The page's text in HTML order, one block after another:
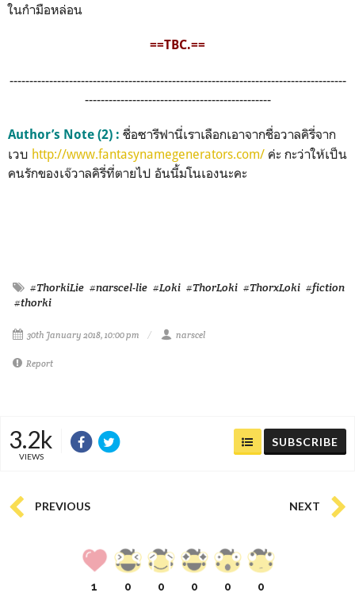
ในกำมือหล่อน
==TBC.==
-------------------------------------------------------------------------------------
-----------------------------------------------
Author’s Note (2) : ชื่อซารีฟานี่เราเลือกเอาจากชื่อวาลคิรี่จาก
เวบ http://www.fantasynamegenerators.com/ ค่ะ กะว่าให้เป็น
คนรักของเจ๊วาลคิรี่ที่ตายไป อันนี้มโนเองนะคะ
#ThorkiLie #narscel-lie #Loki #ThorLoki #ThorxLoki #fiction
#thorki
30th January 2018, 10:00 pm narscel
Report
3.2k
VIEWS
SUBSCRIBE
PREVIOUS NEXT
1 0 0 0 0 0